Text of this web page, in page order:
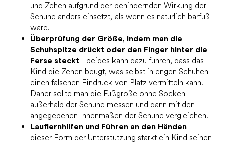
und Zehen aufgrund der behindernden Wirkung der
Schuhe anders einsetzt, als wenn es natürlich barfuß
wäre.
Überprüfung der Größe, indem man die
Schuhspitze drückt oder den Finger hinter die
Ferse steckt - beides kann dazu führen, dass das
Kind die Zehen beugt, was selbst in engen Schuhen
einen falschen Eindruck von Platz vermitteln kann.
Daher sollte man die Fußgröße ohne Socken
außerhalb der Schuhe messen und dann mit den
angegebenen Innenmaßen der Schuhe vergleichen.
Lauflernhilfen und Führen an den Händen -
dieser Form der Unterstützung stärkt ein Kind seinen